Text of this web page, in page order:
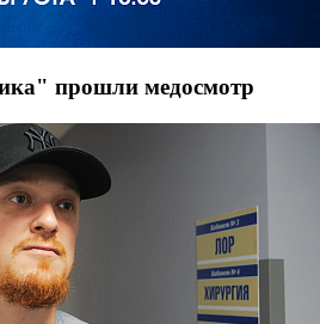
прошли медосмотр